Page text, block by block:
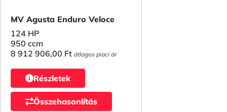
MV Agusta Enduro Veloce
124 HP
950 ccm
8 912 906,00 Ft átlagos piaci ár
Részletek
Összehasonlítás